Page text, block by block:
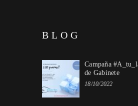
BLOG
Campaña
de Gabinete
18/10/2022